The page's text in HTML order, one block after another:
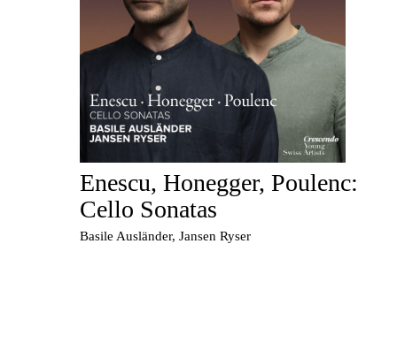
Enescu, Honegger, Poulenc:
Cello Sonatas
Basile Ausländer, Jansen Ryser